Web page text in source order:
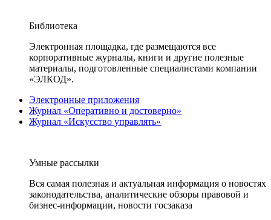
Библиотека
Электронная площадка, где размещаются все
корпоративные журналы, книги и другие полезные
материалы, подготовленные специалистами компании
«ЭЛКОД».
Электронные приложения
Журнал «Оперативно и достоверно»
Журнал «Искусство управлять»
Умные рассылки
Вся самая полезная и актуальная информация о новостях
законодательства, аналитические обзоры правовой и
бизнес-информации, новости госзаказа